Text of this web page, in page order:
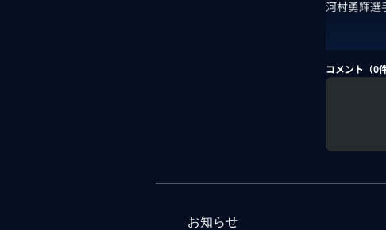
河村勇輝選
コメント（0
お知らせ